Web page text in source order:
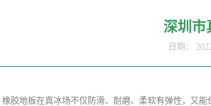
深圳市
日期：
橡胶地板在真冰场不仅防滑、耐磨、柔软有弹性，又能